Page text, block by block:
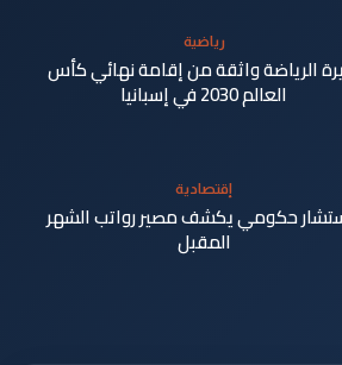
رياضية
الرياضة واثقة من إقامة نهائي كأس
العالم 2030 في إسبانيا
إقتصادية
حكومي يكشف مصير رواتب الشهر
المقبل